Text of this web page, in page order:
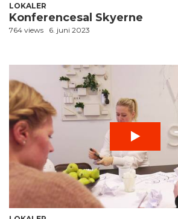
LOKALER
Konferencesal Skyerne
764 views 6. juni 2023